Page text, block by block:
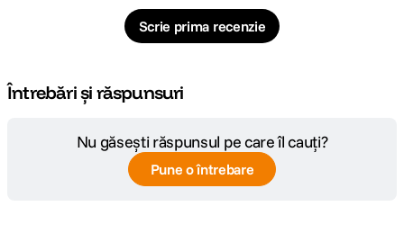
Scrie prima recenzie
Întrebări și răspunsuri
Nu găsești răspunsul pe care îl cauți?
Pune o întrebare